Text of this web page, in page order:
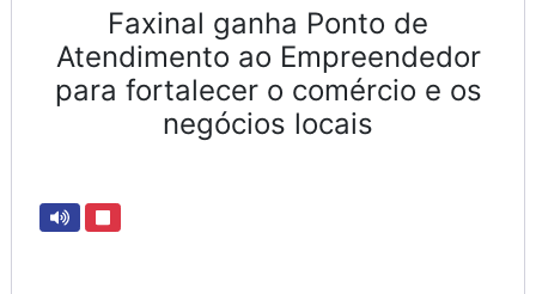
Faxinal ganha Ponto de
Atendimento ao Empreendedor
para fortalecer o comércio e os
negócios locais